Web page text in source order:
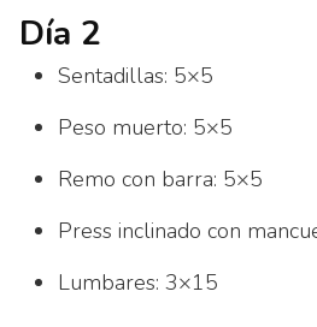
Día 2
Sentadillas: 5×5
Peso muerto: 5×5
Remo con barra: 5×5
Press inclinado con
Lumbares: 3×15